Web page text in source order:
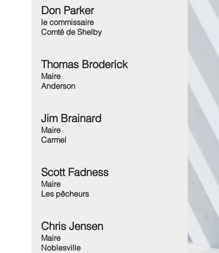
Don Parker
le commissaire
Comté de Shelby
Thomas Broderick
Maire
Anderson
Jim Brainard
Maire
Carmel
Scott Fadness
Maire
Les pêcheurs
Chris Jensen
Maire
Noblesville